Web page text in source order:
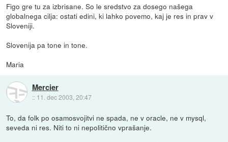
Figo gre tu za izbrisane. So le sredstvo za dosego našega
globalnega cilja: ostati edini, ki lahko povemo, kaj je res in prav v
Sloveniji.
Slovenija pa tone in tone.
Maria
Mercier
:: 11. dec 2003, 20:47
To, da folk po osamosvojitvi ne spada, ne v oracle, ne v mysql,
seveda ni res. Niti to ni nepolitično vprašanje.